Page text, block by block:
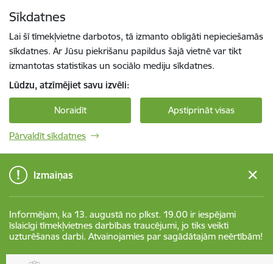
Sīkdatnes
Lai šī tīmekļvietne darbotos, tā izmanto obligāti nepieciešamās
sīkdatnes. Ar Jūsu piekrišanu papildus šajā vietnē var tikt
izmantotas statistikas un sociālo mediju sīkdatnes.
Lūdzu, atzīmējiet savu izvēli:
Noraidīt Apstiprināt visas
Pārvaldīt sīkdatnes
Izmaiņas
Informējam, ka 13. augustā no plkst. 19.00 ir iespējami
īslaicīgi tīmekļvietnes darbības traucējumi, jo tiks veikti
uzturēšanas darbi. Atvainojamies par sagādātajām neērtībām!